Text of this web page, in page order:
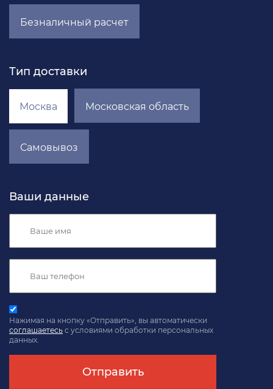
Безналичный расчет
Тип доставки
Москва Московская область
Самовывоз
Ваши данные
Нажимая на кнопку «Отправить», вы автоматически
соглашаетесь с условиями обработки персональных
данных.